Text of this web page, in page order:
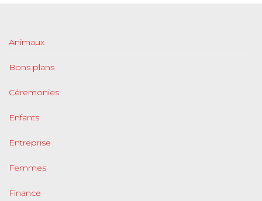
Animaux
Bons plans
Céremonies
Enfants
Entreprise
Femmes
Finance